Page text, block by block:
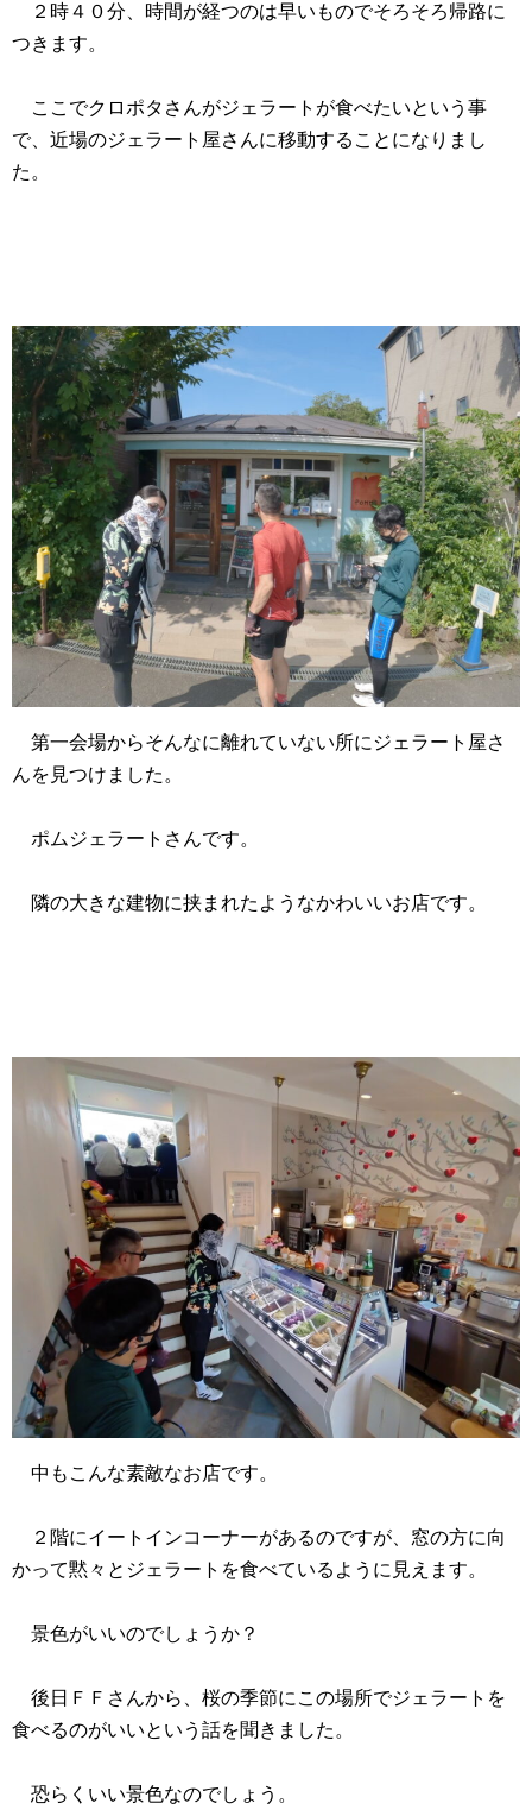
２時４０分、時間が経つのは早いものでそろそろ帰路に
つきます。
ここでクロポタさんがジェラートが食べたいという事
で、近場のジェラート屋さんに移動することになりまし
た。
第一会場からそんなに離れていない所にジェラート屋さ
んを見つけました。
ポムジェラートさんです。
隣の大きな建物に挟まれたようなかわいいお店です。
中もこんな素敵なお店です。
２階にイートインコーナーがあるのですが、窓の方に向
かって黙々とジェラートを食べているように見えます。
景色がいいのでしょうか？
後日ＦＦさんから、桜の季節にこの場所でジェラートを
食べるのがいいという話を聞きました。
恐らくいい景色なのでしょう。